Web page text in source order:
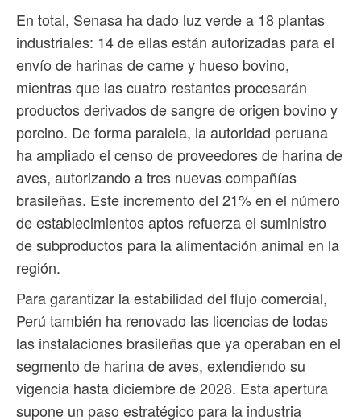
En total, Senasa ha dado luz verde a 18 plantas
industriales: 14 de ellas están autorizadas para el
envío de harinas de carne y hueso bovino,
mientras que las cuatro restantes procesarán
productos derivados de sangre de origen bovino y
porcino. De forma paralela, la autoridad peruana
ha ampliado el censo de proveedores de harina de
aves, autorizando a tres nuevas compañías
brasileñas. Este incremento del 21% en el número
de establecimientos aptos refuerza el suministro
de subproductos para la alimentación animal en la
región.
Para garantizar la estabilidad del flujo comercial,
Perú también ha renovado las licencias de todas
las instalaciones brasileñas que ya operaban en el
segmento de harina de aves, extendiendo su
vigencia hasta diciembre de 2028. Esta apertura
supone un paso estratégico para la industria